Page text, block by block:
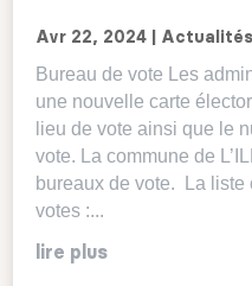
Avr 22, 2024 Actualités
Bureau de vote Les
une nouvelle carte
lieu de vote ainsi que le
vote. La commune de
bureaux de vote. La liste
votes :...
lire plus